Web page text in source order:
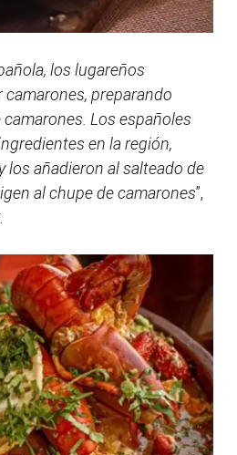
los lugareños
preparando
Los españoles
en la región,
los añadieron al salteado de
al chupe de camarones”,